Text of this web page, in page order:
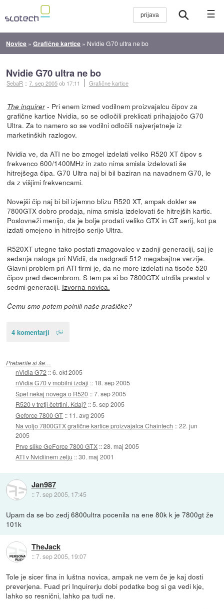
☰
Novice »Grafične kartice » Nvidie G70 ultra ne bo
Nvidie G70 ultra ne bo
SebaR ::7. sep 2005ob 17:11 Grafične kartice
The inquirer- Pri enem izmed vodilnem proizvajalcu čipov za
grafične kartice Nvidia, so se odločili preklicati prihajajočo G70
Ultra. Za to namero so se vodilni odločili najverjetneje iz
marketinških razlogov.
Nvidia ve, da ATI ne bo zmogel izdelati veliko R520 XT čipov s
frekvenco 600/1400MHz in zato nima smisla izdelovati še
hitrejšega čipa. G70 Ultra naj bi bil baziran na navadnem G70, le
da z višjimi frekvencami.
Novejši čip naj bi bil izjemno blizu R520 XT, ampak dokler se
7800GTX dobro prodaja, nima smisla izdelovati še hitrejših kartic.
Poslovneži menijo, da je bolje prodati veliko GTX in GT serij, kot pa
izdati omejeno in hitrejšo serijo Ultra.
R520XT utegne tako postati zmagovalec v zadnji generaciji, saj je
sedanja naloga pri NVidii, da nadgradi 512 megabajtne verzije.
Glavni problem pri ATI firmi je, da ne more izdelati na tisoče 520
čipov pred decembrom. S tem pa si bo 7800GTX utrdila prestol v
sedmi generaciji. Izvorna novica.
Čemu smo potem polnili naše prašičke?
4 komentarji
Preberite si še…
nVidia G72 ::6. okt 2005
nVidia G70 v mobilni izdaji :: 18. sep 2005
Spet nekaj novega o R520 ::7. sep 2005
R520 v tretji četrtini. Kdaj? ::5. sep 2005
Geforce 7800 GT :: 11. avg 2005
Na voljo 7800GTX grafične kartice proizvajalca Chaintech ::22. jun
2005
Prve slike GeForce 7800 GTX ::28. maj 2005
ATI v Nvidiinem zelju ::30. maj 2001
Jan987
::7. sep 2005, 17:45
Upam da se bo zedj 6800ultra pocenila na ene 80k k je 7800gt že
101k
TheJack
::7. sep 2005, 19:07
Tole je sicer fina in luštna novica, ampak ne vem če je kaj dosti
preverjena. Fuad pri Inquirerju dobi podatke bog si ga vedi kje,
lahko so resnični, lahko pa tudi ne.